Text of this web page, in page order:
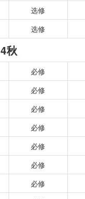
选修
选修
4秋
必修
必修
必修
必修
必修
必修
必修